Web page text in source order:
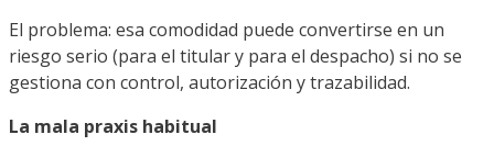
El problema: esa comodidad puede convertirse en un
riesgo serio (para el titular y para el despacho) si no se
gestiona con control, autorización y trazabilidad.
La mala praxis habitual